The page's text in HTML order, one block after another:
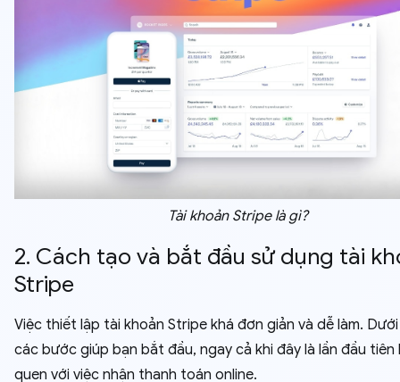
Tài khoản Stripe là gì?
2. Cách tạo và bắt đầu sử dụng tài
Stripe
Việc thiết lập tài khoản Stripe khá đơn giản và dễ làm.
các bước giúp bạn bắt đầu, ngay cả khi đây là lần đầu tiên
quen với việc nhận thanh toán online.